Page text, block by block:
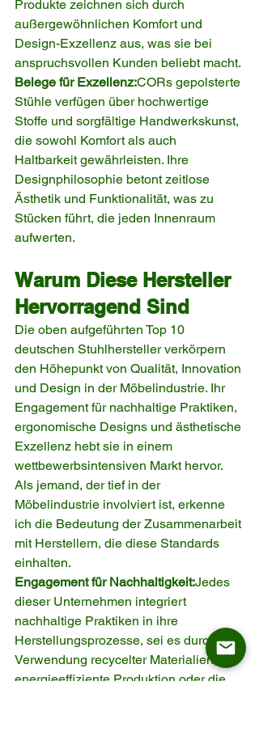
Produkte zeichnen sich durch
außergewöhnlichen Komfort und
Design-Exzellenz aus, was sie bei
anspruchsvollen Kunden beliebt macht.
Belege für Exzellenz:CORs gepolsterte
Stühle verfügen über hochwertige
Stoffe und sorgfältige Handwerkskunst,
die sowohl Komfort als auch
Haltbarkeit gewährleisten. Ihre
Designphilosophie betont zeitlose
Ästhetik und Funktionalität, was zu
Stücken führt, die jeden Innenraum
aufwerten.
Warum Diese Hersteller
Hervorragend Sind
Die oben aufgeführten Top 10
deutschen Stuhlhersteller verkörpern
den Höhepunkt von Qualität, Innovation
und Design in der Möbelindustrie. Ihr
Engagement für nachhaltige Praktiken,
ergonomische Designs und ästhetische
Exzellenz hebt sie in einem
wettbewerbsintensiven Markt hervor.
Als jemand, der tief in der
Möbelindustrie involviert ist, erkenne
ich die Bedeutung der Zusammenarbeit
mit Herstellern, die diese Standards
einhalten.
Engagement für Nachhaltigkeit:Jedes
dieser Unternehmen integriert
nachhaltige Praktiken in ihre
Herstellungsprozesse, sei es durch die
Verwendung recycelter Materialien,
energieeffiziente Produktion oder die